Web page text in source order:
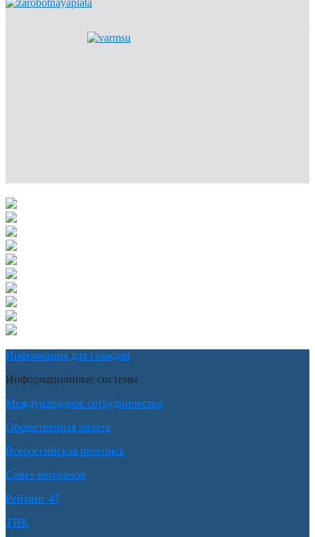
Информация для граждан
Информационные системы
Международное сотрудничество
Общественная палата
Всероссийская перепись
Совет ветеранов
Рейтинг 47
ТИК